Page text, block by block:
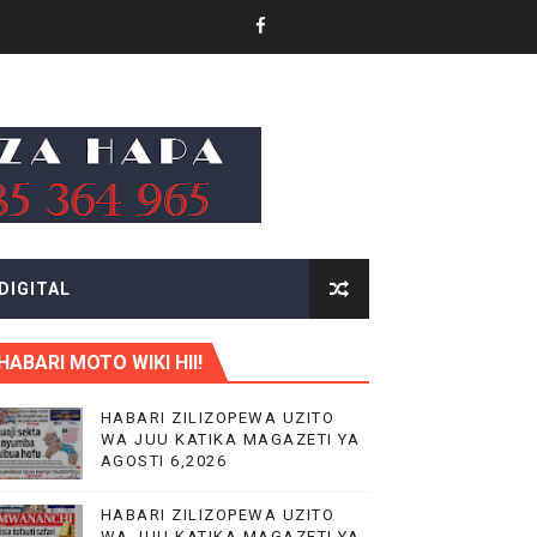
ZAO KWA TRA
MOTO WIKI HII!
HABARI ZILIZOPEWA UZITO
WA JUU KATIKA MAGAZETI YA
AGOSTI 6,2026
HABARI ZILIZOPEWA UZITO